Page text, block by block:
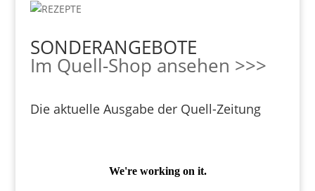
SONDERANGEBOTE
Im Quell-Shop ansehen >>>
Die aktuelle Ausgabe der Quell-Zeitung